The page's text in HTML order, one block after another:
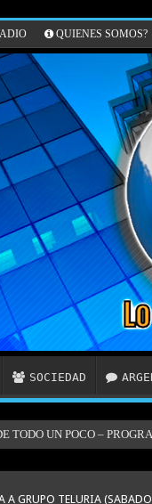
QUIENES SOMOS?
SOCIEDAD
TODO UN POCO –
A GRUPO TELURIA